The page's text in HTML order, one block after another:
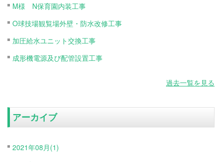
M様 N保育園内装工事
O球技場観覧場外壁・防水改修工事
加圧給水ユニット交換工事
成形機電源及び配管設置工事
過去一覧を見る
アーカイブ
2021年08月(1)